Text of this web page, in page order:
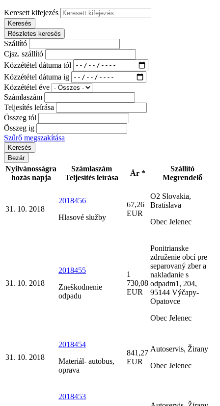
Keresett kifejezés
Keresés
Részletes keresés
Szállító
Cjsz. szállító
Közzététel dátuma tól
Közzététel dátuma ig
Közzététel éve
Számlaszám
Teljesítés leírása
Összeg tól
Összeg ig
Szűrő megszakítása
Bezár
Nyilvánosságra
hozás napja
Számlaszám
Teljesítés leírása
Ár *
Szállító
Megrendelő
31. 10. 2018
2018456
Hlasové služby
67,26
EUR
O2 Slovakia,
Bratislava
Obec Jelenec
31. 10. 2018
2018455
Zneškodnenie
odpadu
1
730,08
EUR
Ponitrianske
združenie obcí pre
separovaný zber a
nakladanie s
odpadm1, 204,
95144 Výčapy-
Opatovce
Obec Jelenec
31. 10. 2018
2018454
Materiál- autobus,
oprava
841,27
EUR
Autoservis, Žirany
Obec Jelenec
2018453